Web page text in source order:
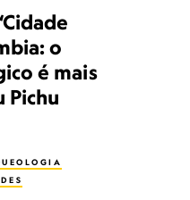
o
é mais
Pichu